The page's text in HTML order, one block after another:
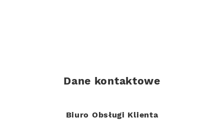
Dane kontaktowe
Biuro Obsługi Klienta